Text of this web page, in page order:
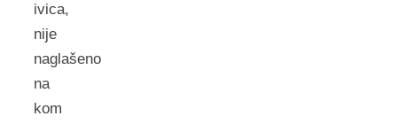
ivica,
nije
naglašeno
na
kom